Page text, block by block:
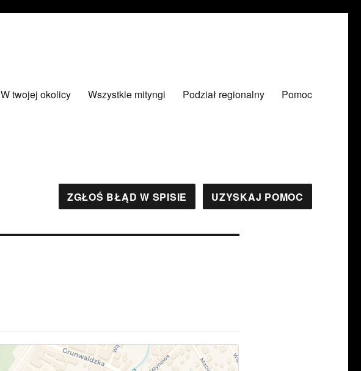
W twojej okolicy Wszystkie mityngi Podział regionalny Pomoc
ZGŁOŚ BŁĄD W SPISIE UZYSKAJ POMOC